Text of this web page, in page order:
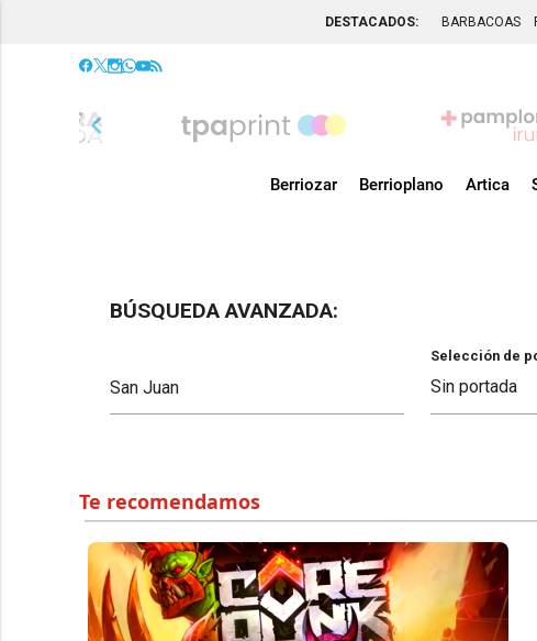
DESTACADOS: BARBACOAS
chevron_left
Berriozar Berrioplano Artica
BÚSQUEDA AVANZADA:
Selección de